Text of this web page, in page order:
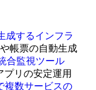
成するインフラ
帳票の自動生成
合監視ツール
プリの安定運用
複数サービスの